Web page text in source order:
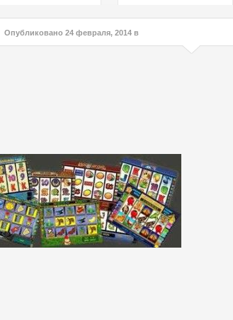
интересов клиентов
Опубликовано 24 февраля, 2014 в